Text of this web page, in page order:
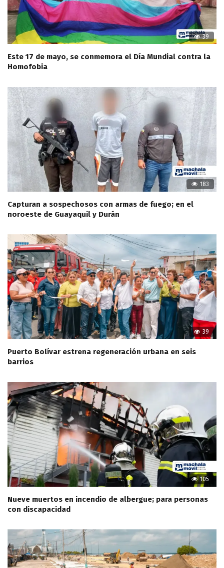
39
Este 17 de mayo, se conmemora el Día Mundial contra la
Homofobia
183
Capturan a sospechosos con armas de fuego; en el
noroeste de Guayaquil y Durán
39
Puerto Bolívar estrena regeneración urbana en seis
barrios
105
Nueve muertos en incendio de albergue; para personas
con discapacidad